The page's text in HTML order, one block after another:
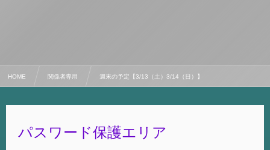
HOME 関係者専用 週末の予定【3/13（土）3/14（日）】
パスワード保護エリア